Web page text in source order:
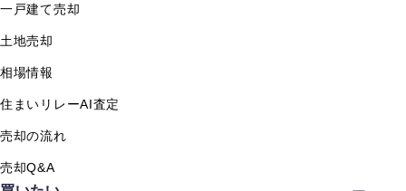
一戸建て売却
土地売却
相場情報
住まいリレーAI査定
売却の流れ
売却Q&A